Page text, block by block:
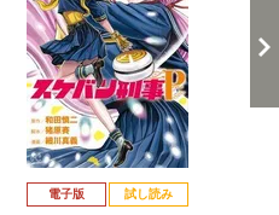
電子版 試し読み